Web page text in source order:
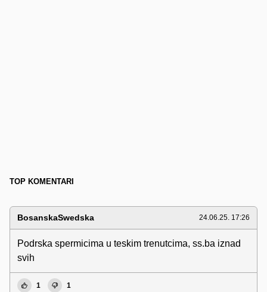
TOP KOMENTARI
BosanskaSwedska 24.06.25. 17:26
Podrska spermicima u teskim trenutcima, ss.ba iznad
svih
1 1